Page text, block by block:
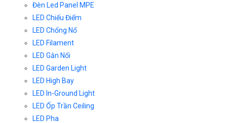
Đèn Led Panel MPE
LED Chiếu Điểm
LED Chống Nổ
LED Filament
LED Gắn Nổi
LED Garden Light
LED High Bay
LED In-Ground Light
LED Ốp Trần Ceiling
LED Pha